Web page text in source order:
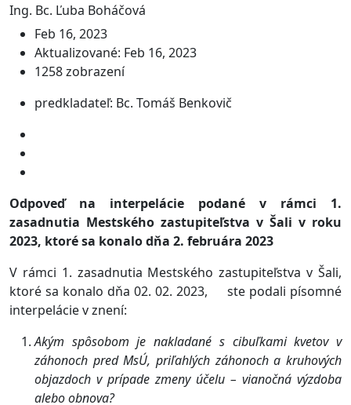
Ing. Bc. Ľuba Boháčová
Feb 16, 2023
Aktualizované: Feb 16, 2023
1258 zobrazení
predkladateľ: Bc. Tomáš Benkovič
Odpoveď na interpelácie podané v rámci 1.
zasadnutia Mestského zastupiteľstva v Šali v roku
2023, ktoré sa konalo dňa 2. februára 2023
V rámci 1. zasadnutia Mestského zastupiteľstva v Šali,
ktoré sa konalo dňa 02. 02. 2023, ste podali písomné
interpelácie v znení:
Akým spôsobom je nakladané s cibuľkami kvetov v
záhonoch pred MsÚ, priľahlých záhonoch a kruhových
objazdoch v prípade zmeny účelu – vianočná výzdoba
alebo obnova?